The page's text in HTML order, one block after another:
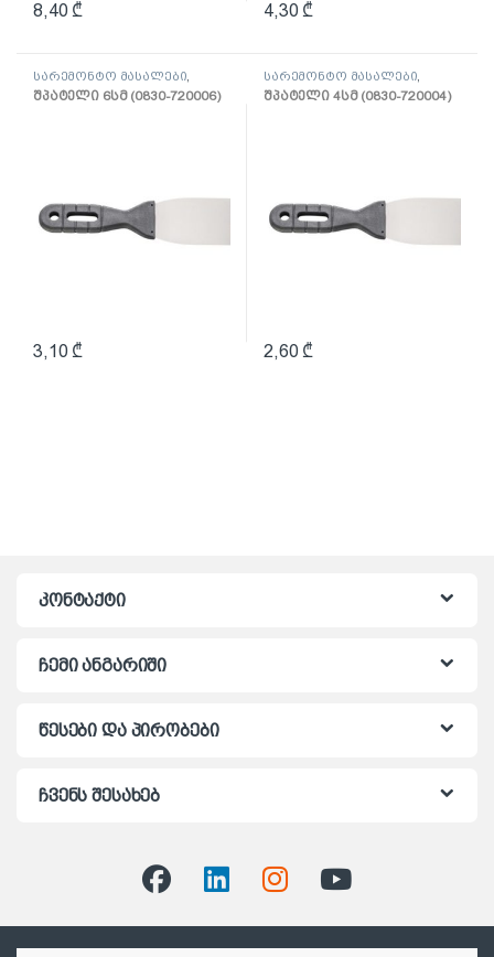
8,40 ₾ 4,30 ₾
სარემონტო მასალები
შპატელი, საპრიალებელი,
ქაფჩა
შპატელი 6სმ (0830-720006)
3,10 ₾
სარემონტო მასალები
შპატელი, საპრიალებელი,
ქაფჩა
შპატელი 4სმ (0830-720004)
2,60 ₾
კონტაქტი
ჩემი ანგარიში
წესები და პირობები
ჩვენს შესახებ